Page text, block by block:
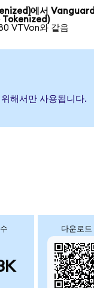
에서 Vanguard
Tokenized)
VTVon와 같음
해서만 사용됩니다.
다운로드